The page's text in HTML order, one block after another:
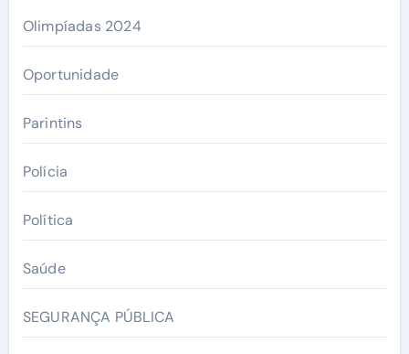
Olimpíadas 2024
Oportunidade
Parintins
Polícia
Política
Saúde
SEGURANÇA PÚBLICA